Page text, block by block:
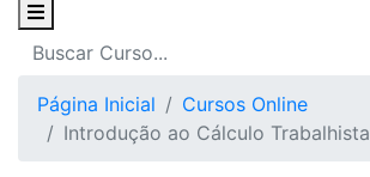
Página Inicial
Cursos Online
Introdução ao Cálculo Trabalhista